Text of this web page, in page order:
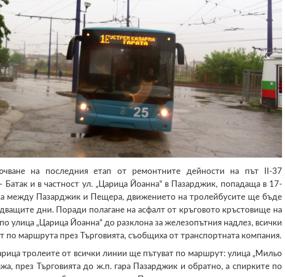
на последния етап от ремонтните дейности на път II-37
и в частност ул. „Царица Йоанна“ в Пазарджик, попадаща в 17-
между Пазарджик и Пещера, движението на тролейбусите ще бъде
дни. Поради полагане на асфалт от кръговото кръстовище на
улица „Царица Йоанна“ до разклона за железопътния надлез, всички
по маршрута през Търговията, съобщиха от транспортната компания.
тролеите от всички линии ще пътуват по маршрут: улица „Мильо
през Търговията до ж.п. гара Пазарджик и обратно, а спирките по